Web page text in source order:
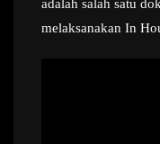
adalah salah satu
melaksanakan In